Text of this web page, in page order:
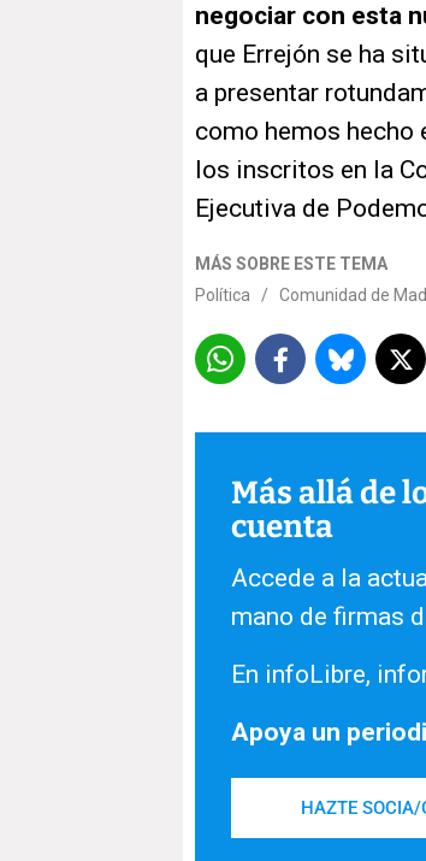
negociar con esta
que Errejón se ha
a presentar
como hemos hecho
los inscritos en la
Ejecutiva de
MÁS SOBRE ESTE TEMA
Política
/ Comunidad de
Más allá de
cuenta
Accede a la
mano de firmas
En infoLibre,
Apoya un
HAZTE SOCIA/